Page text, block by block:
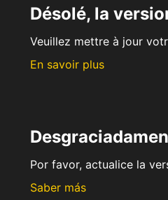
Désolé, la
Veuillez mettre à jour
En savoir plus
Por favor, actualice la
Saber más